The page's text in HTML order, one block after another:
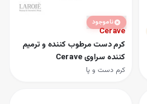
ناموجود
Cerave
کرم دست مرطوب کننده و ترمیم
کننده سراوی Cerave
کرم دست و پا